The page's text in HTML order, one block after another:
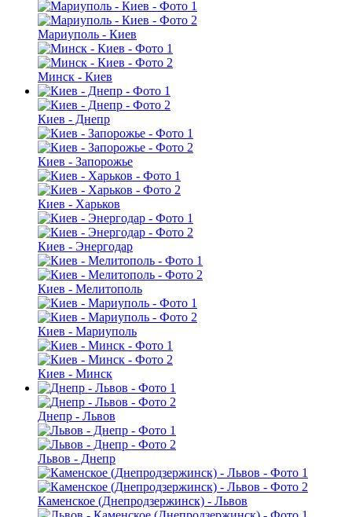
Мариуполь - Киев
Минск - Киев
Киев - Днепр
Киев - Запорожье
Киев - Харьков
Киев - Энергодар
Киев - Мелитополь
Киев - Мариуполь
Киев - Минск
Днепр - Львов
Львов - Днепр
Каменское (Днепродзержинск) - Львов